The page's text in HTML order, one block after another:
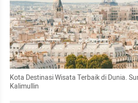
Kota Destinasi Wisata Terbaik di Dunia.
Kalimullin